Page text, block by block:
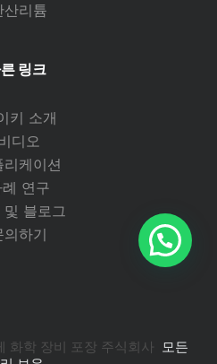
산리튬
링크
키 소개
디오
리케이션
례 연구
및 블로그
의하기
화학 장비 포장 주식회사
모든